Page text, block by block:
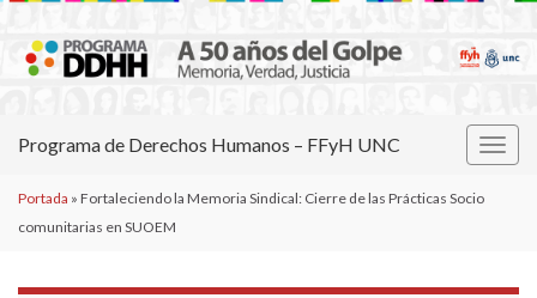
Programa de Derechos Humanos – FFyH UNC
Portada » Fortaleciendo la Memoria Sindical: Cierre de las Prácticas Socio
comunitarias en SUOEM